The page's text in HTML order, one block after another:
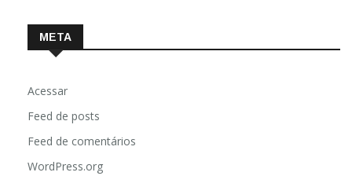
META
Acessar
Feed de posts
Feed de comentários
WordPress.org